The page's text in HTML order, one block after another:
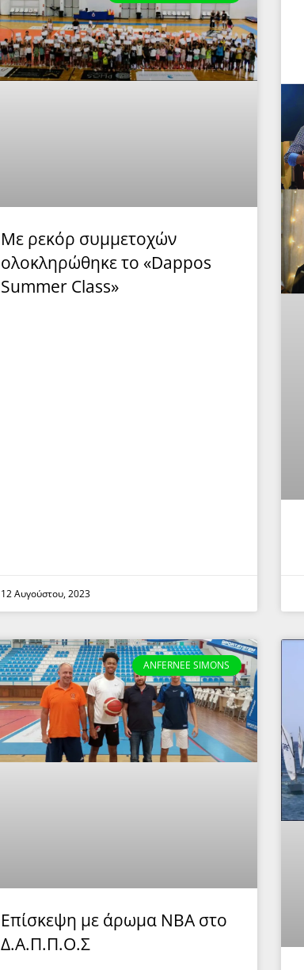
Με ρεκόρ συμμετοχών
ολοκληρώθηκε το «Dappos
Summer Class»
12 Αυγούστου, 2023
ANFERNEE SIMONS
Επίσκεψη με άρωμα ΝΒΑ στο
Δ.Α.Π.Π.Ο.Σ